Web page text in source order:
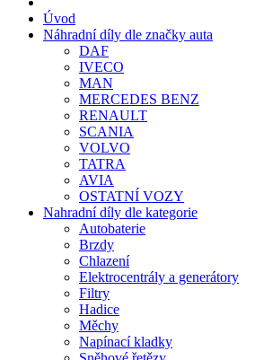
Úvod
Náhradní díly dle značky auta
DAF
IVECO
MAN
MERCEDES BENZ
RENAULT
SCANIA
VOLVO
TATRA
AVIA
OSTATNÍ VOZY
Nahradní díly dle kategorie
Autobaterie
Brzdy
Chlazení
Elektrocentrály a generátory
Filtry
Hadice
Měchy
Napínací kladky